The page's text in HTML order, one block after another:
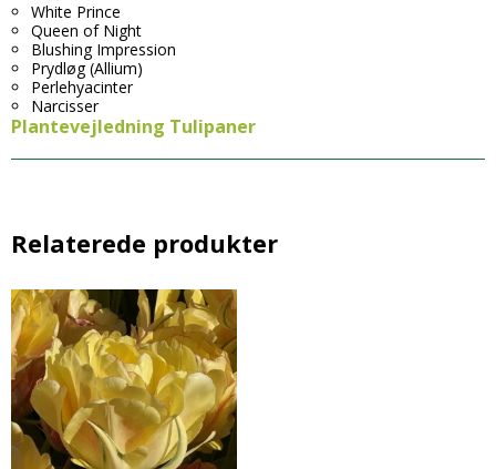
White Prince
Queen of Night
Blushing Impression
Prydløg (Allium)
Perlehyacinter
Narcisser
Plantevejledning Tulipaner
Relaterede produkter